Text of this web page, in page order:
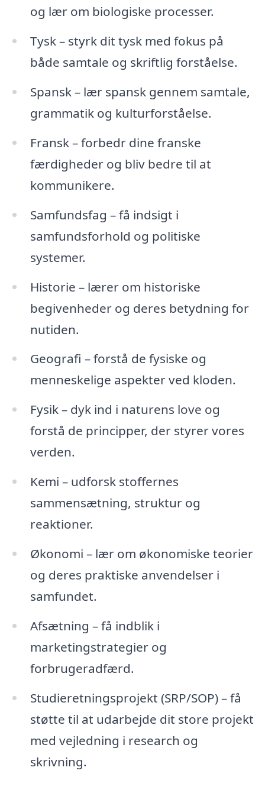
og lær om biologiske processer.
Tysk – styrk dit tysk med fokus på
både samtale og skriftlig forståelse.
Spansk – lær spansk gennem samtale,
grammatik og kulturforståelse.
Fransk – forbedr dine franske
færdigheder og bliv bedre til at
kommunikere.
Samfundsfag – få indsigt i
samfundsforhold og politiske
systemer.
Historie – lærer om historiske
begivenheder og deres betydning for
nutiden.
Geografi – forstå de fysiske og
menneskelige aspekter ved kloden.
Fysik – dyk ind i naturens love og
forstå de principper, der styrer vores
verden.
Kemi – udforsk stoffernes
sammensætning, struktur og
reaktioner.
Økonomi – lær om økonomiske teorier
og deres praktiske anvendelser i
samfundet.
Afsætning – få indblik i
marketingstrategier og
forbrugeradfærd.
Studieretningsprojekt (SRP/SOP) – få
støtte til at udarbejde dit store projekt
med vejledning i research og
skrivning.